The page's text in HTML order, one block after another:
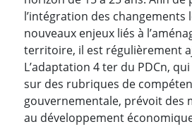
l’intégration des changements
nouveaux enjeux liés à
territoire, il est régulièrement
L’adaptation 4 ter du PDCn,
sur des rubriques de
gouvernementale, prévoit des
au développement